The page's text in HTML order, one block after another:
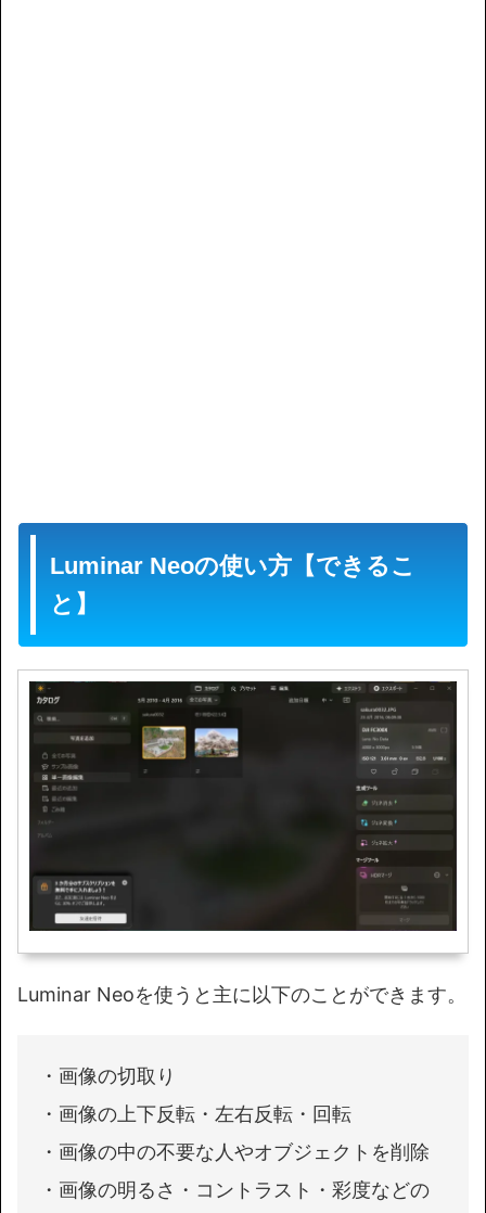
Luminar Neoの使い方【できるこ
と】
Luminar Neoを使うと主に以下のことができます。
・画像の切取り
・画像の上下反転・左右反転・回転
・画像の中の不要な人やオブジェクトを削除
・画像の明るさ・コントラスト・彩度などの